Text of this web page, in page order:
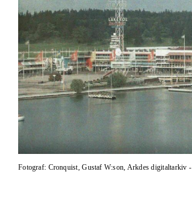
Fotograf: Cronquist, Gustaf W:son, Arkdes digitaltarkiv